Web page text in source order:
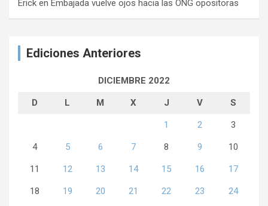
Erick en Embajada vuelve ojos hacia las ONG opositoras
Ediciones Anteriores
DICIEMBRE 2022
D L M X J V S
1 2 3
4 5 6 7 8 9 10
11 12 13 14 15 16 17
18 19 20 21 22 23 24